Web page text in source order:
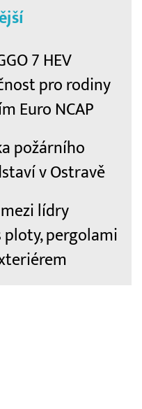
7 HEV
pro rodiny
Euro NCAP
požárního
v Ostravě
lídry
ploty, pergolami